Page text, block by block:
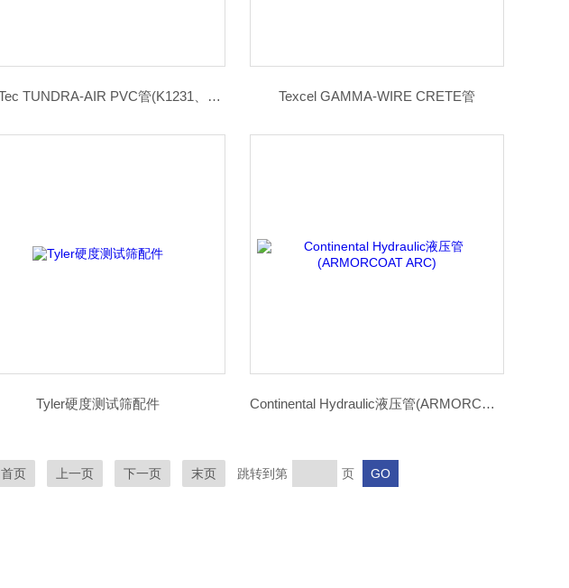
Kuri Tec TUNDRA-AIR PVC管(K1231、K1234、K1236) Texcel GAMMA-WIRE CRETE管
Tyler硬度测试筛配件 Continental Hydraulic液压管(ARMORCOAT ARC)
首页 上一页 下一页 末页 跳转到第 页